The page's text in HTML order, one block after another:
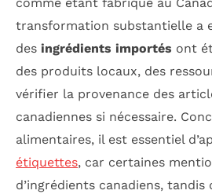
comme étant fabriqué au
transformation substantielle a
des ingrédients importés ont
des produits locaux, des
vérifier la provenance des
canadiennes si nécessaire.
alimentaires, il est essentiel
étiquettes, car certaines
d’ingrédients canadiens,